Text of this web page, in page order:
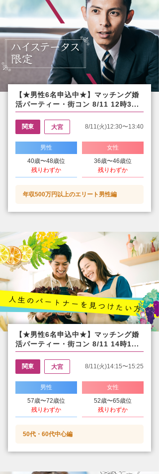
【★男性6名申込中★】マッチング婚
活パーティー・街コン 8/11 12時3...
関東 大宮 8/11(火)12:30〜13:40
男性
40歳〜48歳位
残りわずか
女性
36歳〜46歳位
残りわずか
年収500万円以上のエリート男性編
【★男性6名申込中★】マッチング婚
活パーティー・街コン 8/11 14時1...
関東 大宮 8/11(火)14:15〜15:25
男性
57歳〜72歳位
残りわずか
女性
52歳〜65歳位
残りわずか
50代・60代中心編